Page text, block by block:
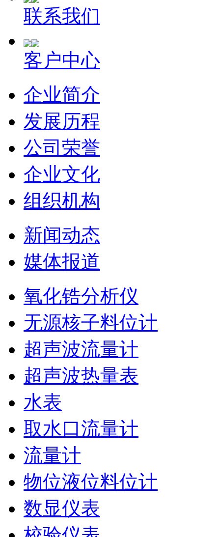
联系我们
客户中心
企业简介
发展历程
公司荣誉
企业文化
组织机构
新闻动态
媒体报道
氧化锆分析仪
无源核子料位计
超声波流量计
超声波热量表
水表
取水口流量计
流量计
物位液位料位计
数显仪表